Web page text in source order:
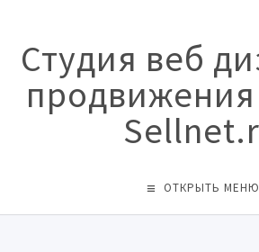
Студия веб
продвижения
ОТКРЫТЬ МЕНЮ